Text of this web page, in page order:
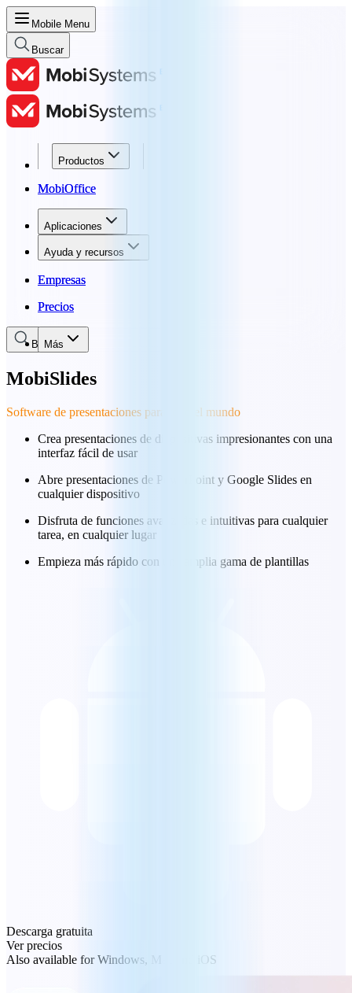
Mobile Menu
Buscar
Productos
MobiOffice
Aplicaciones
Ayuda y recursos
Empresas
Precios
Más
Productos
MobiOffice
Aplicaciones
Ayuda y recursos
Empresas
Precios
Buscar
MobiSlides
Software de presentaciones para todo el mundo
Crea presentaciones de diapositivas impresionantes con una
interfaz fácil de usar
Abre presentaciones de PowerPoint y Google Slides en
cualquier dispositivo
Disfruta de funciones avanzadas e intuitivas para cualquier
tarea, en cualquier lugar
Empieza más rápido con una amplia gama de plantillas
Descarga gratuita
Ver precios
Also available for Windows, Mac and iOS